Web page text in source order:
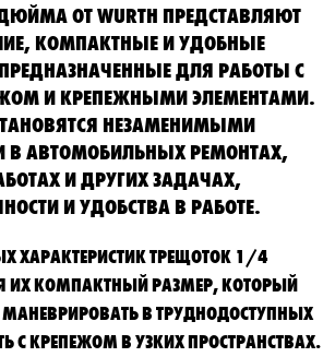
ОТ WURTH ПРЕДСТАВЛЯЮТ
КОМПАКТНЫЕ И УДОБНЫЕ
ДЛЯ РАБОТЫ С
И КРЕПЕЖНЫМИ ЭЛЕМЕНТАМИ.
НЕЗАМЕНИМЫМИ
АВТОМОБИЛЬНЫХ РЕМОНТАХ,
И ДРУГИХ ЗАДАЧАХ,
И УДОБСТВА В РАБОТЕ.
ХАРАКТЕРИСТИК ТРЕЩОТОК 1/4
ИХ КОМПАКТНЫЙ РАЗМЕР, КОТОРЫЙ
МАНЕВРИРОВАТЬ В ТРУДНОДОСТУПНЫХ
С КРЕПЕЖОМ В УЗКИХ ПРОСТРАНСТВАХ.